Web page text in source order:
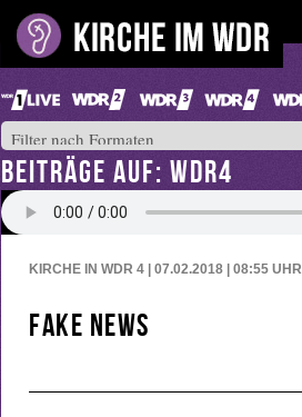
BEITRÄGE AUF: WDR4
KIRCHE IN WDR 4 | 07.02.2018 | 08:55 UHR
Fake News